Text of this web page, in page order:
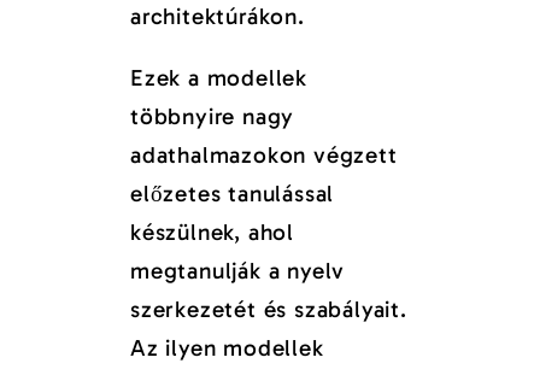
architektúrákon.
Ezek a modellek
többnyire nagy
adathalmazokon végzett
előzetes tanulással
készülnek, ahol
megtanulják a nyelv
szerkezetét és szabályait.
Az ilyen modellek